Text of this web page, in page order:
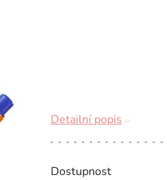
Dostupnost
Detailní popis